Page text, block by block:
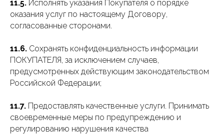
11.5. Исполнять указания Покупателя о порядке
оказания услуг по настоящему Договору,
согласованные сторонами.
11.6. Сохранять конфиденциальность информации
ПОКУПАТЕЛЯ, за исключением случаев,
предусмотренных действующим законодательством
Российской Федерации;
11.7. Предоставлять качественные услуги. Принимать
своевременные меры по предупреждению и
регулированию нарушения качества